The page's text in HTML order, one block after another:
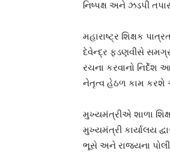
નિષ્પક્ષ અને ઝડપી
મહારાષ્ટ્ર શિક્ષક
દેવેન્દ્ર ફડણવીસે સમગ્ર
રચના કરવાનો
નેતૃત્વ હેઠળ કામ કરશે
મુખ્યમંત્રીએ શાળા
મુખ્યમંત્રી કાર્યાલય
ભૂસે અને રાજ્યના